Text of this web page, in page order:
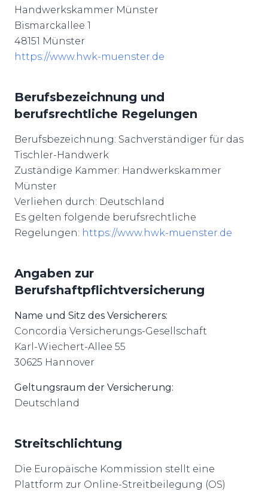
Handwerkskammer Münster
Bismarckallee 1
48151 Münster
https://www.hwk-muenster.de
Berufsbezeichnung und
berufsrechtliche Regelungen
Berufsbezeichnung: Sachverständiger für das
Tischler-Handwerk
Zuständige Kammer: Handwerkskammer
Münster
Verliehen durch: Deutschland
Es gelten folgende berufsrechtliche
Regelungen: https://www.hwk-muenster.de
Angaben zur
Berufshaftpflichtversicherung
Name und Sitz des Versicherers:
Concordia Versicherungs-Gesellschaft
Karl-Wiechert-Allee 55
30625 Hannover
Geltungsraum der Versicherung:
Deutschland
Streitschlichtung
Die Europäische Kommission stellt eine
Plattform zur Online-Streitbeilegung (OS)